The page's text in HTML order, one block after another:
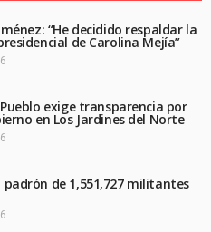
“He decidido respaldar la
de Carolina Mejía”
exige transparencia por
en Los Jardines del Norte
padrón de 1,551,727 militantes